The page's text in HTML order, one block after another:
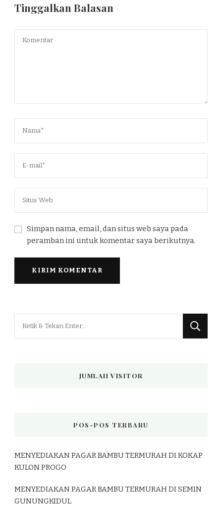
Tinggalkan Balasan
Simpan nama, email, dan situs web saya pada
peramban ini untuk komentar saya berikutnya.
JUMLAH VISITOR
POS-POS TERBARU
MENYEDIAKAN PAGAR BAMBU TERMURAH DI KOKAP
KULON PROGO
MENYEDIAKAN PAGAR BAMBU TERMURAH DI SEMIN
GUNUNGKIDUL